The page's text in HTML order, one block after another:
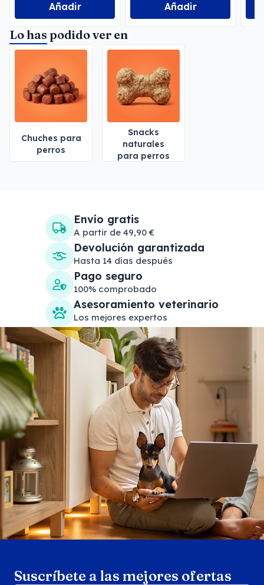
Añadir Añadir
Lo has podido ver en
Chuches para
perros
Snacks
naturales
para perros
Envío gratis
A partir de 49,90 €
Devolución garantizada
Hasta 14 días después
Pago seguro
100% comprobado
Asesoramiento veterinario
Los mejores expertos
Suscríbete a las mejores ofertas
Search products